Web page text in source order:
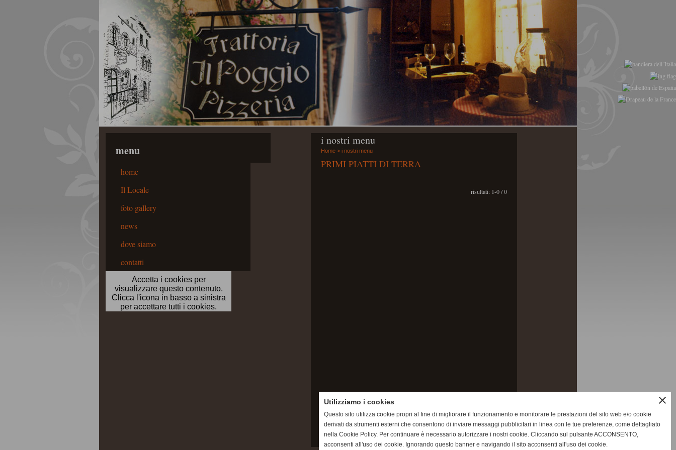
menu
home
Il Locale
foto gallery
news
dove siamo
contatti
i nostri menu
Home> i nostri menu
Invia
PRIMI PIATTI DI TERRA
risultati: 1-0 / 0
close
Utilizziamo i cookies
Questo sito utilizza cookie propri al fine di migliorare il funzionamento e monitorare le prestazioni del sito web e/o cookie
derivati da strumenti esterni che consentono di inviare messaggi pubblicitari in linea con le tue preferenze, come dettagliato
nella Cookie Policy. Per continuare è necessario autorizzare i nostri cookie. Cliccando sul pulsante ACCONSENTO,
acconsenti all'uso dei cookie. Ignorando questo banner e navigando il sito acconsenti all'uso dei cookie.